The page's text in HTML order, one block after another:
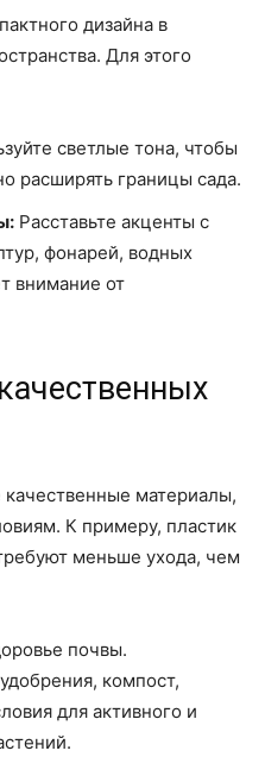
дизайна в
Для этого
светлые тона, чтобы
расширять границы сада.
Расставьте акценты с
фонарей, водных
внимание от
материалы,
К примеру, пластик
меньше ухода, чем
почвы.
компост,
для активного и